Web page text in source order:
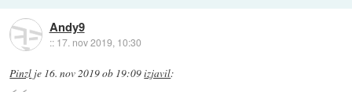
Andy9
:: 17. nov 2019, 10:30
Pinzl je 16. nov 2019 ob 19:09izjavil: